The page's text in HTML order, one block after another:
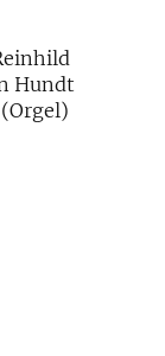
Hundt